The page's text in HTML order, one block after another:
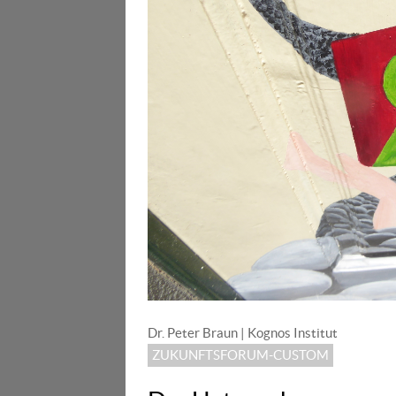
Dr. Peter Braun | Kognos Institut
ZUKUNFTSFORUM-CUSTOM